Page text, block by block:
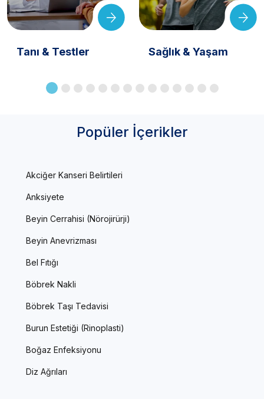
Tanı & Testler Sağlık & Yaşam
Popüler İçerikler
Akciğer Kanseri Belirtileri
Anksiyete
Beyin Cerrahisi (Nörojirürji)
Beyin Anevrizması
Bel Fıtığı
Böbrek Nakli
Böbrek Taşı Tedavisi
Burun Estetiği (Rinoplasti)
Boğaz Enfeksiyonu
Diz Ağrıları